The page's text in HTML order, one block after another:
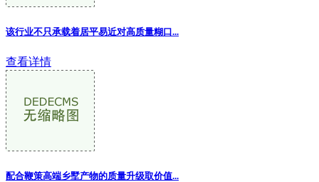
该行业不只承载着居平易近对高质量糊口...
查看详情
配合鞭策高端乡墅产物的质量升级取价值...